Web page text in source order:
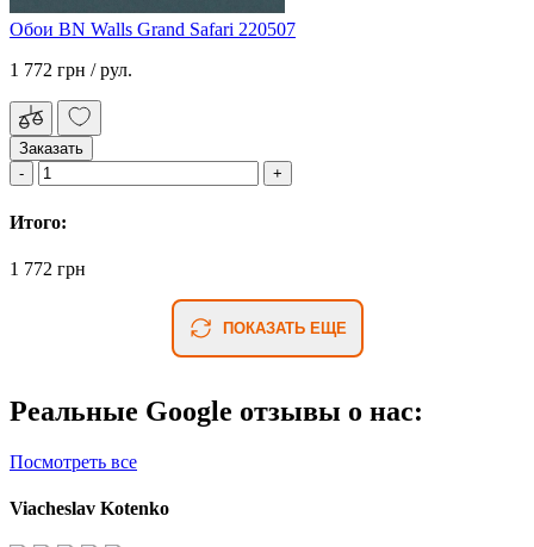
Обои BN Walls Grand Safari 220507
1 772 грн / рул.
Заказать
Итого:
1 772 грн
ПОКАЗАТЬ ЕЩЕ
Реальные Google отзывы о нас:
Посмотреть все
Viacheslav Kotenko